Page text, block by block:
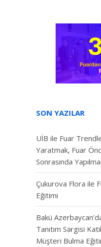
SON YAZILAR
UİB ile Fuar
Yaratmak, Fuar
Sonrasında
Çukurova Flora ile
Eğitimi
Bakü
Tanıtım Sərgisi
Müşteri Bulma